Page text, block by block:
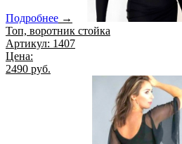
Подробнее →
Топ, воротник стойка
Артикул: 1407
Цена:
2490 руб.